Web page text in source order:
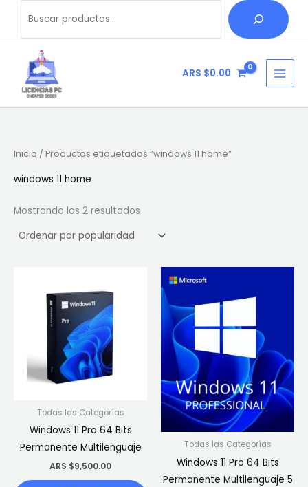
contenido
ARS $0.00
Inicio / Productos etiquetados “windows 11 home”
windows 11 home
Mostrando los 2 resultados
Ordenado
Todas las Categorías
Windows 11 Pro 64 Bits
Permanente Multilenguaje
ARS $9,500.00
Todas las Categorías
Windows 11 Pro 64 Bits
Permanente Multilenguaje 5